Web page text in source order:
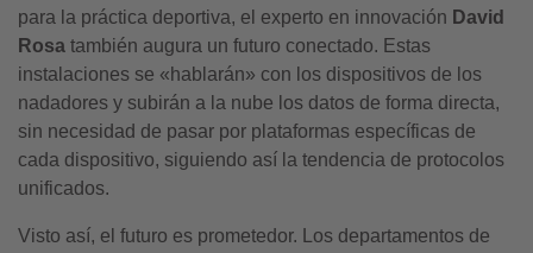
para la práctica deportiva, el experto en innovación David
Rosa también augura un futuro conectado. Estas
instalaciones se «hablarán» con los dispositivos de los
nadadores y subirán a la nube los datos de forma directa,
sin necesidad de pasar por plataformas específicas de
cada dispositivo, siguiendo así la tendencia de protocolos
unificados.
Visto así, el futuro es prometedor. Los departamentos de